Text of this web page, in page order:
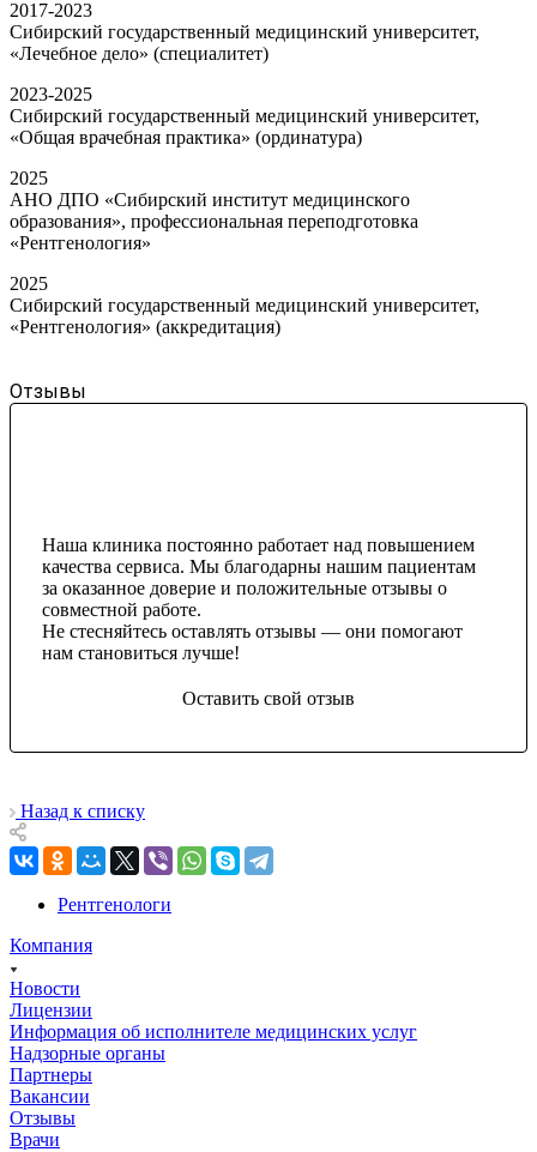
2017-2023
Сибирский государственный медицинский университет,
«Лечебное дело» (специалитет)
2023-2025
Сибирский государственный медицинский университет,
«Общая врачебная практика» (ординатура)
2025
АНО ДПО «Сибирский институт медицинского
образования», профессиональная переподготовка
«Рентгенология»
2025
Сибирский государственный медицинский университет,
«Рентгенология» (аккредитация)
Отзывы
Наша клиника постоянно работает над повышением
качества сервиса. Мы благодарны нашим пациентам
за оказанное доверие и положительные отзывы о
совместной работе.
Не стесняйтесь оставлять отзывы — они помогают
нам становиться лучше!
Оставить свой отзыв
Назад к списку
Рентгенологи
Компания
Новости
Лицензии
Информация об исполнителе медицинских услуг
Надзорные органы
Партнеры
Вакансии
Отзывы
Врачи